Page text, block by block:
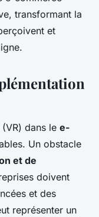
transformant la
et
(VR) dans le e-
Un obstacle
et de
doivent
et des
représenter un